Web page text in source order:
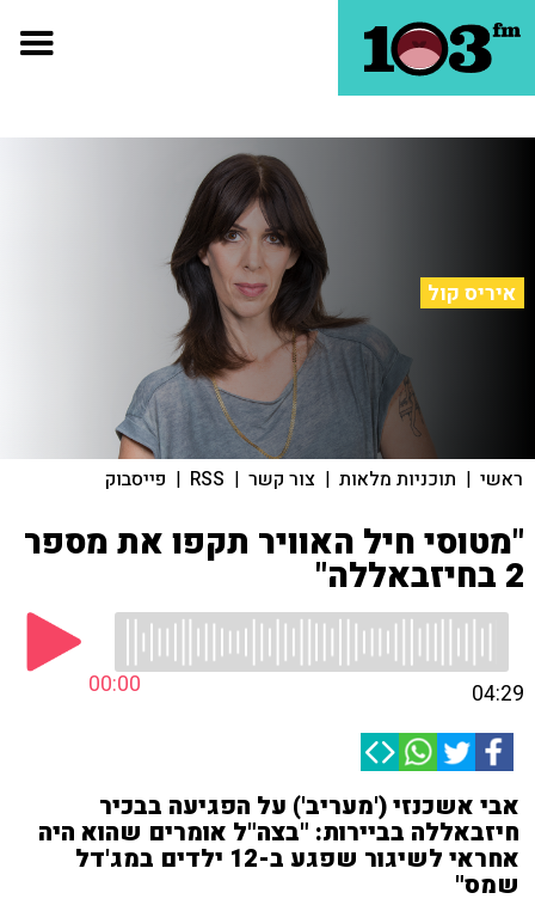
איריס קול
ראשי | תוכניות מלאות | צור קשר |
RSS
| פייסבוק
"מטוסי חיל האוויר תקפו את מספר
2 בחיזבאללה"
00:00 04:29
אבי אשכנזי ('מעריב') על הפגיעה בבכיר
חיזבאללה בביירות: "בצה"ל אומרים שהוא היה
אחראי לשיגור שפגע ב-12 ילדים במג'דל
שמס"